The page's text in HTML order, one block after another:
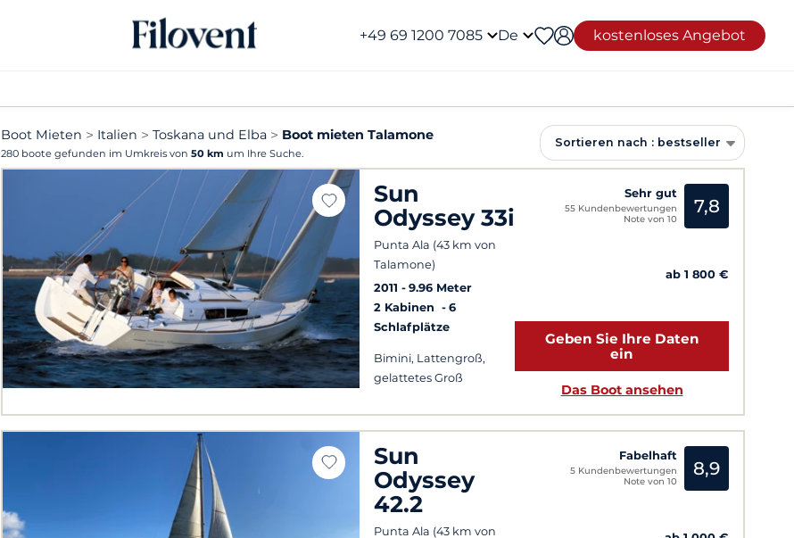
+49 69 1200 7085 De kostenloses Angebot
Boot Mieten Italien Toskana und Elba Boot mieten Talamone
280 boote gefunden im Umkreis von 50 km um Ihre Suche.
Sortieren nach : bestseller
Sun
Odyssey 33i
Punta Ala (43 km von
Talamone)
2011
9.96 Meter
2 Kabinen
6
Schlafplätze
Bimini, Lattengroß,
gelattetes Groß
Sehr gut
55 Kundenbewertungen
Note von 10
7,8
ab 1 800 €
Geben Sie Ihre Daten
ein
Das Boot ansehen
Sun
Odyssey
42.2
Punta Ala (43 km von
Fabelhaft
5 Kundenbewertungen
Note von 10
8,9